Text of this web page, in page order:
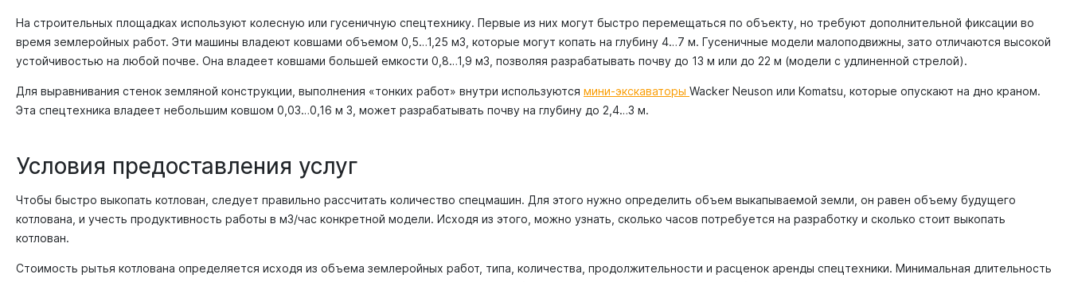
На строительных площадках используют колесную или гусеничную спецтехнику. Первые из них могут быстро перемещаться по объекту, но требуют дополнительной фиксации во
время землеройных работ. Эти машины владеют ковшами объемом 0,5…1,25 м3, которые могут копать на глубину 4…7 м. Гусеничные модели малоподвижны, зато отличаются высокой
устойчивостью на любой почве. Она владеет ковшами большей емкости 0,8…1,9 м3, позволяя разрабатывать почву до 13 м или до 22 м (модели с удлиненной стрелой).
Для выравнивания стенок земляной конструкции, выполнения «тонких работ» внутри используются мини-экскаваторы Wacker Neuson или Komatsu, которые опускают на дно краном.
Эта спецтехника владеет небольшим ковшом 0,03…0,16 м 3, может разрабатывать почву на глубину до 2,4…3 м.
Условия предоставления услуг
Чтобы быстро выкопать котлован, следует правильно рассчитать количество спецмашин. Для этого нужно определить объем выкапываемой земли, он равен объему будущего
котлована, и учесть продуктивность работы в м3/час конкретной модели. Исходя из этого, можно узнать, сколько часов потребуется на разработку и сколько стоит выкопать
котлован.
Стоимость рытья котлована определяется исходя из объема землеройных работ, типа, количества, продолжительности и расценок аренды спецтехники. Минимальная длительность